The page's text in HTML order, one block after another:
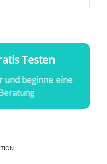
Testen
und beginne eine